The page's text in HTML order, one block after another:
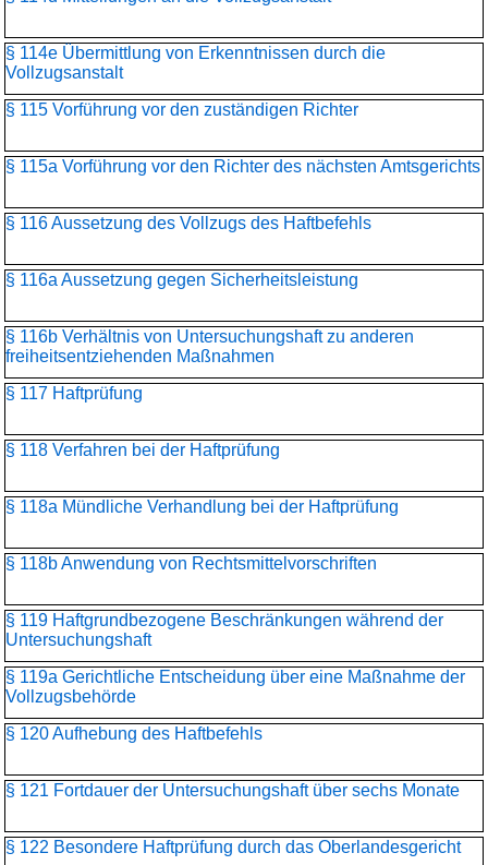
§ 114e Übermittlung von Erkenntnissen durch die
Vollzugsanstalt
§ 115 Vorführung vor den zuständigen Richter
§ 115a Vorführung vor den Richter des nächsten Amtsgerichts
§ 116 Aussetzung des Vollzugs des Haftbefehls
§ 116a Aussetzung gegen Sicherheitsleistung
§ 116b Verhältnis von Untersuchungshaft zu anderen
freiheitsentziehenden Maßnahmen
§ 117 Haftprüfung
§ 118 Verfahren bei der Haftprüfung
§ 118a Mündliche Verhandlung bei der Haftprüfung
§ 118b Anwendung von Rechtsmittelvorschriften
§ 119 Haftgrundbezogene Beschränkungen während der
Untersuchungshaft
§ 119a Gerichtliche Entscheidung über eine Maßnahme der
Vollzugsbehörde
§ 120 Aufhebung des Haftbefehls
§ 121 Fortdauer der Untersuchungshaft über sechs Monate
§ 122 Besondere Haftprüfung durch das Oberlandesgericht